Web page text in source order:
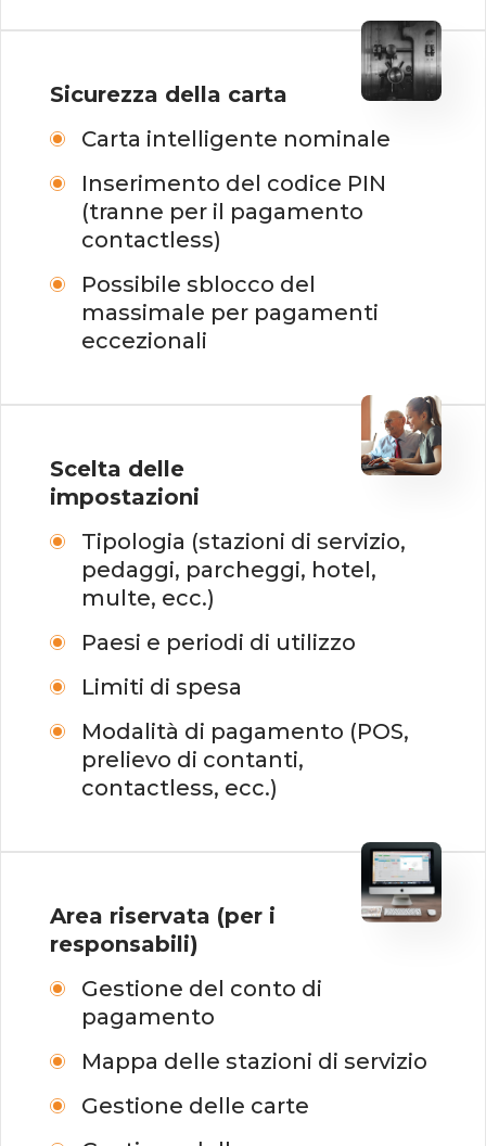
Sicurezza della carta
Carta intelligente nominale
Inserimento del codice PIN
(tranne per il pagamento
contactless)
Possibile sblocco del
massimale per pagamenti
eccezionali
Scelta delle
impostazioni
Tipologia (stazioni di servizio,
pedaggi, parcheggi, hotel,
multe, ecc.)
Paesi e periodi di utilizzo
Limiti di spesa
Modalità di pagamento (POS,
prelievo di contanti,
contactless, ecc.)
Area riservata (per i
responsabili)
Gestione del conto di
pagamento
Mappa delle stazioni di servizio
Gestione delle carte